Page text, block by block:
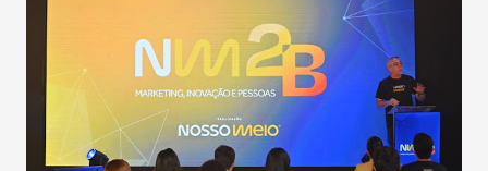
epidemia comum, como temos em todos os anos, com
aumento de casos de dengue, influenza ou H1N1. Trata-se
de uma epidemia com um vírus diferente, com um poder de
contaminação maior que outros coronavírus”, apontou o
secretário. Segundo ele, é uma epidemia com chance de
contaminação alta, podendo gerar um grande risco à